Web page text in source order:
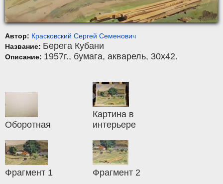
Автор: Красковский Сергей Семенович
Название: Берега Кубани
Описание: 1957г., бумага, акварель, 30x42.
Оборотная
Картина в
интерьере
Фрагмент 1 Фрагмент 2